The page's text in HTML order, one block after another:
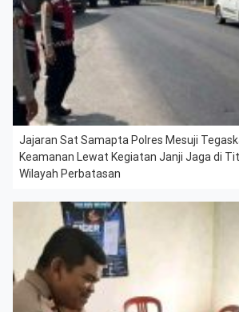
Jajaran Sat Samapta Polres Mesuji
Keamanan Lewat Kegiatan Janji Jaga di
Wilayah Perbatasan